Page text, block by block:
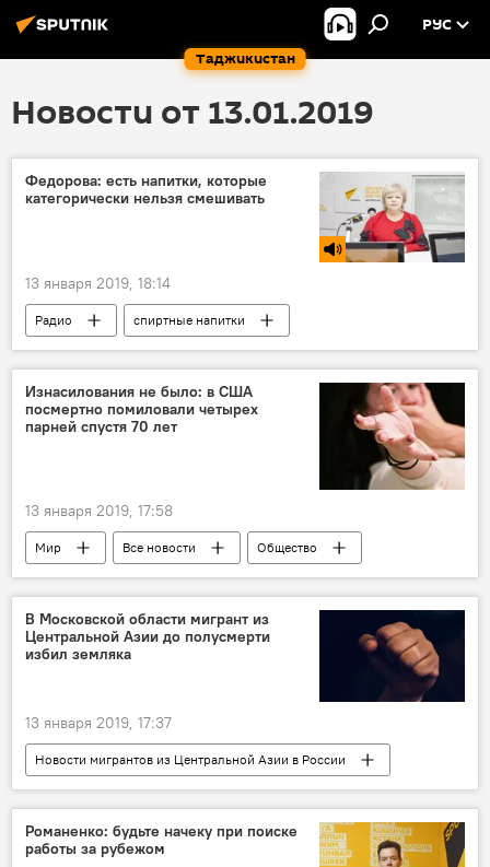
Таджикистан
РУС
Новости от 13.01.2019
Федорова: есть напитки, которые
категорически нельзя смешивать
13 января 2019, 18:14
Радио спиртные напитки
Изнасилования не было: в США
посмертно помиловали четырех
парней спустя 70 лет
13 января 2019, 17:58
Мир Все новости
Общество
США
помилование
В Московской области мигрант из
Центральной Азии до полусмерти
избил земляка
13 января 2019, 17:37
Новости мигрантов из Центральной Азии в России
Россия
Происшествия, ЧП, криминал
Центральная Азия
Романенко: будьте начеку при поиске
работы за рубежом